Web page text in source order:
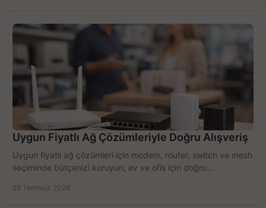
Uygun Fiyatlı Ağ Çözümleriyle Doğru Alışveriş
Uygun fiyatlı ağ çözümleri için modem, router, switch ve mesh
seçiminde bütçenizi koruyun; ev ve ofis için doğru
28 Temmuz 2026